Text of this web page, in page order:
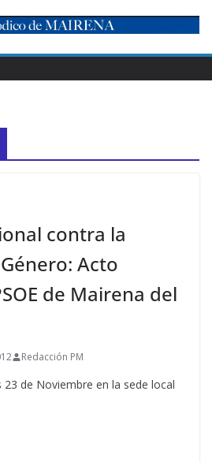
contra la
Acto
de Mairena del
Redacción PM
23 de Noviembre en la sede local